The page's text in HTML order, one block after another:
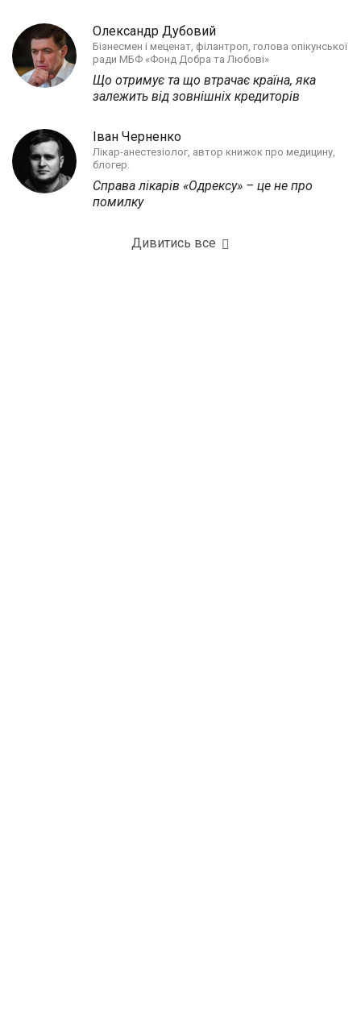
Олександр Дубовий
Бізнесмен і меценат, філантроп, голова опікунської
ради МБФ «Фонд Добра та Любові»
Що отримує та що втрачає країна, яка
залежить від зовнішніх кредиторів
Іван Черненко
Лікар-анестезіолог, автор книжок про медицину,
блогер.
Справа лікарів «Одрексу» – це не про
помилку
Дивитись все